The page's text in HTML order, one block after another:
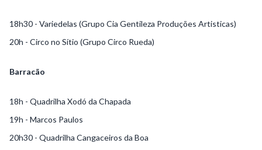
18h30 - Variedelas (Grupo Cia Gentileza Produções Artisticas)
20h - Circo no Sítio (Grupo Circo Rueda)
Barracão
18h - Quadrilha Xodó da Chapada
19h - Marcos Paulos
20h30 - Quadrilha Cangaceiros da Boa